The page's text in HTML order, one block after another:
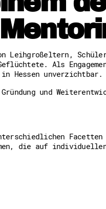
engagiert - Digitale
Hessen
Learning
dich schlau
Lotsen in Hessen
&
Als
Hessen unverzichtbar.
und
die auf individuellen